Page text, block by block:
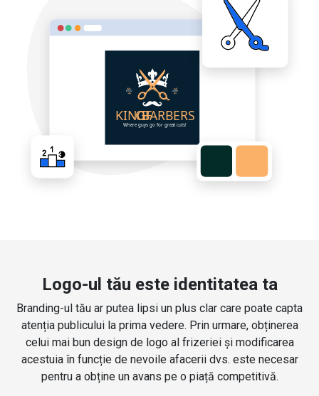
Logo-ul tău este identitatea ta
Branding-ul tău ar putea lipsi un plus clar care poate capta
atenția publicului la prima vedere. Prin urmare, obținerea
celui mai bun design de logo al frizeriei și modificarea
acestuia în funcție de nevoile afacerii dvs. este necesar
pentru a obține un avans pe o piață competitivă.